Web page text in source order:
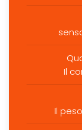
Il
Il